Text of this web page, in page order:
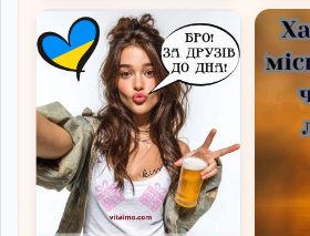
Мотивуюча листівка з
автомобілем до дня
народження для
справжнього чоловіка
з